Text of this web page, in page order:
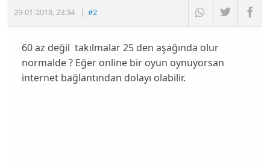
29-01-2018,23:34 |#2
60 az değil takılmalar 25 den aşağında olur
normalde ? Eğer online bir oyun oynuyorsan
internet bağlantından dolayı olabilir.